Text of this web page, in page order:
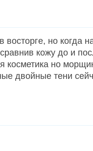
но когда
кожу до и
косметика но
двойные тени